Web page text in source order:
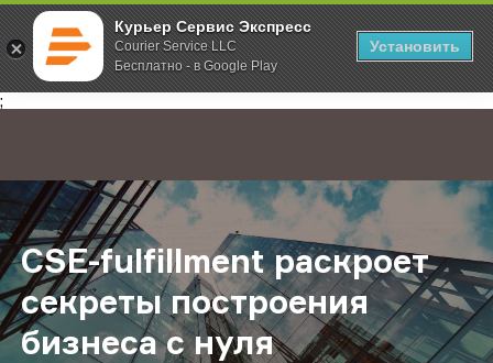
Курьер Сервис Экспресс
Courier Service LLC
Бесплатно - в Google Play
Установить
;
Главная О компании Новости CSE-fulfillment раскроет секреты
CSE-fulfillment раскроет
секреты построения
бизнеса с нуля